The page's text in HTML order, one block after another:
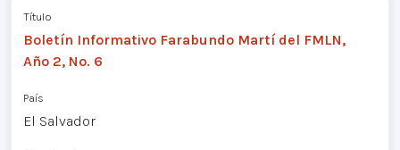
Título
Boletín Informativo Farabundo Martí del FMLN,
Año 2, No. 6
País
El Salvador